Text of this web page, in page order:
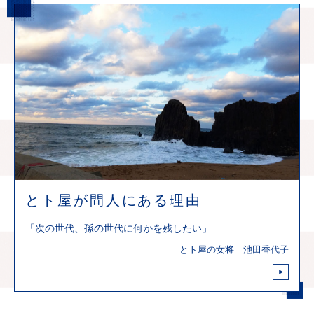
とト屋が間人にある理由
「次の世代、孫の世代に何かを残したい」
とト屋の女将 池田香代子